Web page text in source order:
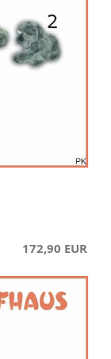
172,90 EUR